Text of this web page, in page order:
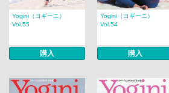
Yogini（ヨギーニ）
Vol.55
購入
Yogini（ヨギーニ）
Vol.54
購入